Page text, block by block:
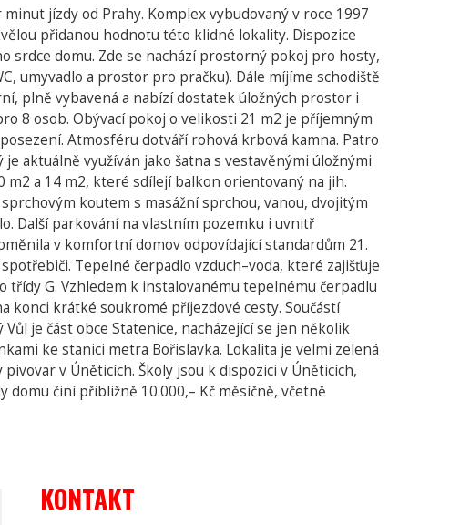
jízdy od Prahy. Komplex vybudovaný v roce 1997
přidanou hodnotu této klidné lokality. Dispozice
srdce domu. Zde se nachází prostorný pokoj pro hosty,
umyvadlo a prostor pro pračku). Dále míjíme schodiště
plně vybavená a nabízí dostatek úložných prostor i
8 osob. Obývací pokoj o velikosti 21 m2 je příjemným
Atmosféru dotváří rohová krbová kamna. Patro
aktuálně využíván jako šatna s vestavěnými úložnými
a 14 m2, které sdílejí balkon orientovaný na jih.
koutem s masážní sprchou, vanou, dvojitým
Další parkování na vlastním pozemku i uvnitř
v komfortní domov odpovídající standardům 21.
Tepelné čerpadlo vzduch–voda, které zajišťuje
G. Vzhledem k instalovanému tepelnému čerpadlu
konci krátké soukromé příjezdové cesty. Součástí
je část obce Statenice, nacházející se jen několik
ke stanici metra Bořislavka. Lokalita je velmi zelená
v Úněticích. Školy jsou k dispozici v Úněticích,
činí přibližně 10.000,– Kč měsíčně, včetně
KONTAKT